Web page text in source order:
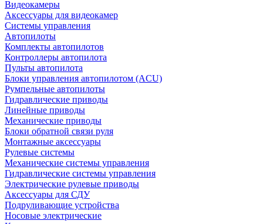
Видеокамеры
Аксессуары для видеокамер
Системы управления
Автопилоты
Комплекты автопилотов
Контроллеры автопилота
Пульты автопилота
Блоки управления автопилотом (ACU)
Румпельные автопилоты
Гидравлические приводы
Линейные приводы
Механические приводы
Блоки обратной связи руля
Монтажные аксессуары
Рулевые системы
Механические системы управления
Гидравлические системы управления
Электрические рулевые приводы
Аксессуары для СДУ
Подруливающие устройства
Носовые электрические